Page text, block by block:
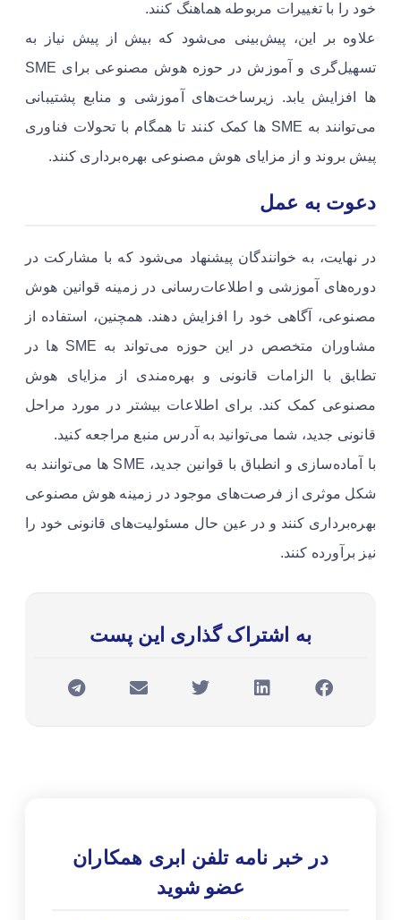
خود را با تغییرات مربوطه هماهنگ کنند.
علاوه بر این، پیش‌بینی می‌شود که بیش از پیش نیاز به
تسهیل‌گری و آموزش در حوزه هوش مصنوعی برای SME
ها افزایش یابد. زیرساخت‌های آموزشی و منابع پشتیبانی
می‌توانند به SME ها کمک کنند تا همگام با تحولات فناوری
پیش بروند و از مزایای هوش مصنوعی بهره‌برداری کنند.
دعوت به عمل
در نهایت، به خوانندگان پیشنهاد می‌شود که با مشارکت در
دوره‌های آموزشی و اطلاعات‌رسانی در زمینه قوانین هوش
مصنوعی، آگاهی خود را افزایش دهند. همچنین، استفاده از
مشاوران متخصص در این حوزه می‌تواند به SME ها در
تطابق با الزامات قانونی و بهره‌مندی از مزایای هوش
مصنوعی کمک کند. برای اطلاعات بیشتر در مورد مراحل
قانونی جدید، شما می‌توانید به آدرس منبع مراجعه کنید.
با آماده‌سازی و انطباق با قوانین جدید، SME ها می‌توانند به
شکل موثری از فرصت‌های موجود در زمینه هوش مصنوعی
بهره‌برداری کنند و در عین حال مسئولیت‌های قانونی خود را
نیز برآورده کنند.
به اشتراک گذاری این پست
در خبر نامه تلفن ابری همکاران
عضو شوید